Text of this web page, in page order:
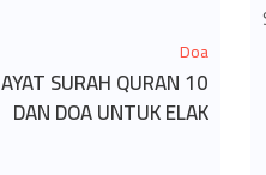
Doa
10 AYAT SURAH QURAN
DAN DOA UNTUK ELAK